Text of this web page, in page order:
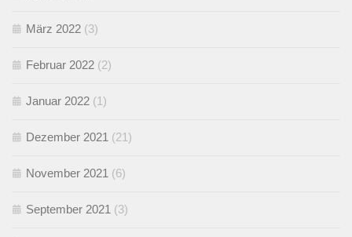
März 2022 (3)
Februar 2022 (2)
Januar 2022 (1)
Dezember 2021 (21)
November 2021 (6)
September 2021 (3)